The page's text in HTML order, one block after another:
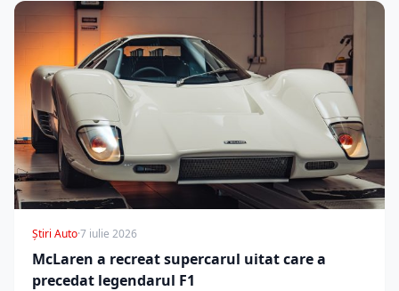
Știri Auto·7 iulie 2026
McLaren a recreat supercarul uitat care a
precedat legendarul F1